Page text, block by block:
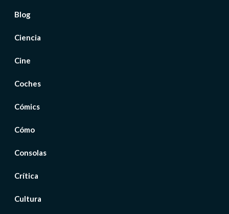
Blog
Ciencia
Cine
Coches
Cómics
Cómo
Consolas
Crítica
Cultura